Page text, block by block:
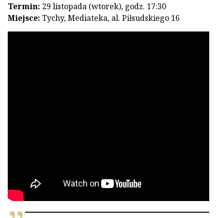
Termin: 29 listopada (wtorek), godz. 17:30
Miejsce: Tychy, Mediateka, al. Piłsudskiego 16